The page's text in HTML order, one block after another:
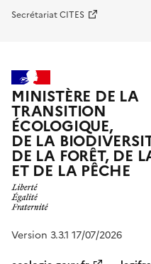
Secrétariat CITES
MINISTÈRE DE LA
TRANSITION
ÉCOLOGIQUE,
DE LA
DE LA FORÊT, DE
ET DE LA PÊCHE
Version 3.3.1 17/07/2026